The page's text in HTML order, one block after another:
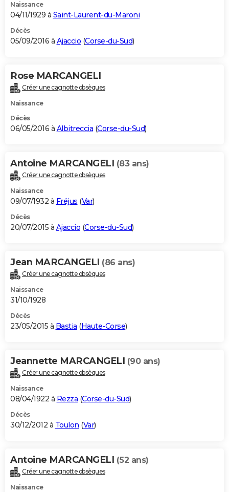
Naissance
04/11/1929 à Saint-Laurent-du-Maroni
Décès
05/09/2016 à Ajaccio (Corse-du-Sud)
Rose MARCANGELI
Créer une cagnotte obsèques
Naissance
Décès
06/05/2016 à Albitreccia (Corse-du-Sud)
Antoine MARCANGELI (83 ans)
Créer une cagnotte obsèques
Naissance
09/07/1932 à Fréjus (Var)
Décès
20/07/2015 à Ajaccio (Corse-du-Sud)
Jean MARCANGELI (86 ans)
Créer une cagnotte obsèques
Naissance
31/10/1928
Décès
23/05/2015 à Bastia (Haute-Corse)
Jeannette MARCANGELI (90 ans)
Créer une cagnotte obsèques
Naissance
08/04/1922 à Rezza (Corse-du-Sud)
Décès
30/12/2012 à Toulon (Var)
Antoine MARCANGELI (52 ans)
Créer une cagnotte obsèques
Naissance